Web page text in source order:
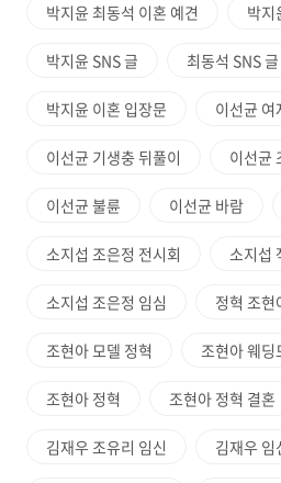
박지윤 최동석 이혼 예견 박지
박지윤 SNS 글 최동석 SNS 글
박지윤 이혼 입장문 이선균 여
이선균 기생충 뒤풀이 이선균
이선균 불륜 이선균 바람
소지섭 조은정 전시회 소지섭
소지섭 조은정 임심 정혁 조현
조현아 모델 정혁 조현아 웨딩
조현아 정혁 조현아 정혁 결혼
김재우 조유리 임신 김재우 임